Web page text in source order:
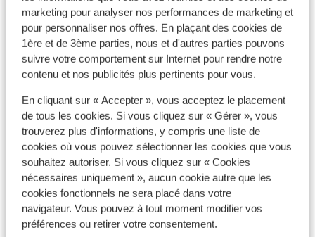
marketing pour analyser nos performances de marketing et
pour personnaliser nos offres. En plaçant des cookies de
1ère et de 3ème parties, nous et d'autres parties pouvons
suivre votre comportement sur Internet pour rendre notre
contenu et nos publicités plus pertinents pour vous.
En cliquant sur « Accepter », vous acceptez le placement
de tous les cookies. Si vous cliquez sur « Gérer », vous
trouverez plus d'informations, y compris une liste de
cookies où vous pouvez sélectionner les cookies que vous
souhaitez autoriser. Si vous cliquez sur « Cookies
nécessaires uniquement », aucun cookie autre que les
cookies fonctionnels ne sera placé dans votre
navigateur. Vous pouvez à tout moment modifier vos
préférences ou retirer votre consentement.
Afficher sur la carte
À proximité
En bord de mer
Distance de la plage environ 20 mètres (plage de
sable, transats (payant) , parasols (payant) )
Distance du centre-ville
Distance de l'aéroport environ 62 kilomètres
Distance jusqu'à l'arrêt de bus environ 100 mètres
Distance aux magasins les plus proches environ 10